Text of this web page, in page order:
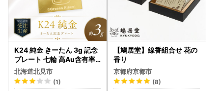
K24 純金 きーたん 3g 記念
プレート 七輪 高Au含有率 (
受注生産 24金 ゴールド コ
レクション )【220-0236
】
北海道北見市
(1)
【鳩居堂】線香組合せ 花の
香り
京都府京都市
(8)